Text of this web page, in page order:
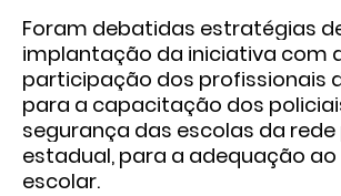
Foram debatidas estratégias
implantação da iniciativa com
participação dos profissionais
para a capacitação dos
segurança das escolas da
estadual, para a adequação
escolar.